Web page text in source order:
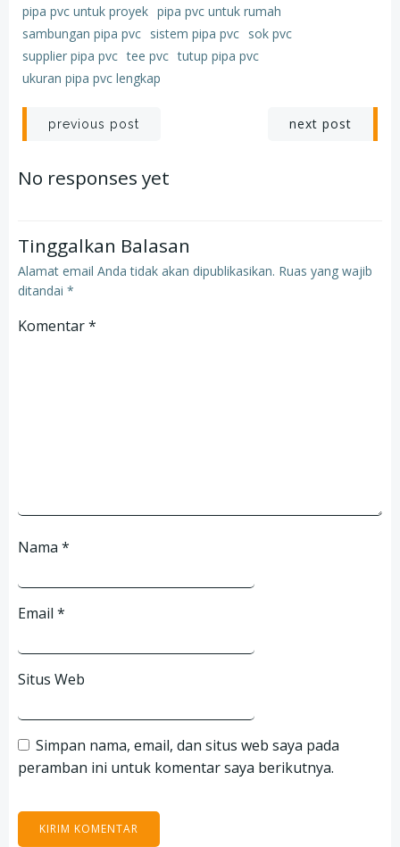
pipa pvc untuk proyek pipa pvc untuk rumah
sambungan pipa pvc sistem pipa pvc sok pvc
supplier pipa pvc tee pvc tutup pipa pvc
ukuran pipa pvc lengkap
Post
navigation
previous post next post
No responses yet
Tinggalkan Balasan
Alamat email Anda tidak akan dipublikasikan. Ruas yang wajib
ditandai *
Komentar*
Nama *
Email *
Situs Web
Simpan nama, email, dan situs web saya pada
peramban ini untuk komentar saya berikutnya.